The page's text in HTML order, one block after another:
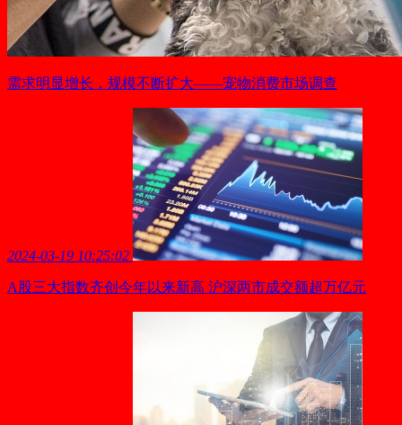
需求明显增长，规模不断扩大——宠物消费市场调查
2024-03-19 10:25:02
A股三大指数齐创今年以来新高 沪深两市成交额超万亿元